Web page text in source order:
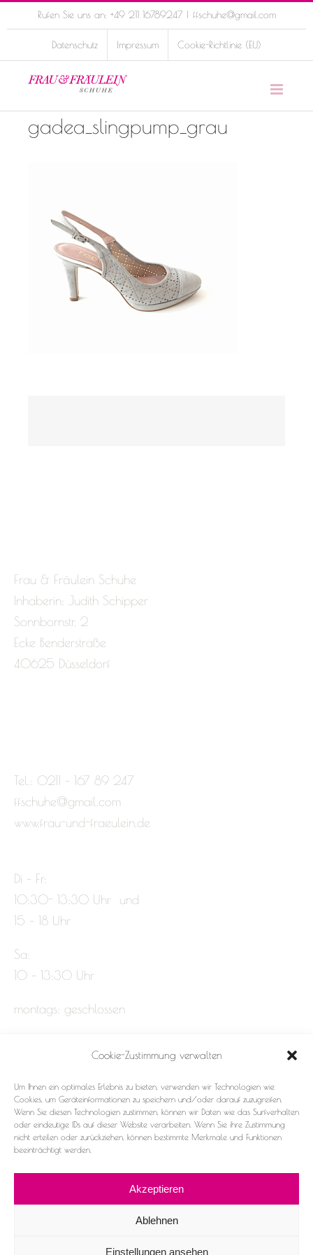
Cookie-Zustimmung verwalten
Um Ihnen ein optimales Erlebnis zu bieten, verwenden wir Technologien wie
Cookies, um Geräteinformationen zu speichern und/oder darauf zuzugreifen.
Wenn Sie diesen Technologien zustimmen, können wir Daten wie das Surfverhalten
oder eindeutige IDs auf dieser Website verarbeiten. Wenn Sie ihre Zustimmung
nicht erteilen oder zurückziehen, können bestimmte Merkmale und Funktionen
beeinträchtigt werden.
Akzeptieren
Ablehnen
Einstellungen ansehen
to
Rufen Sie uns an: +49 211 16789247 | ffschuhe@gmail.com
Datenschutz Impressum Cookie-Richtlinie (EU)
gadea_slingpump_grau
Frau & Fräulein Schuhe
Inhaberin: Judith Schipper
Sonnbornstr. 2
Ecke Benderstraße
40625 Düsseldorf
Tel.: 0211 – 167 89 247
ffschuhe@gmail.com
www.frau-und-fraeulein.de
Di – Fr:
10:30- 13:30 Uhr und
15 – 18 Uhr
Sa:
10 – 13:30 Uhr
montags: geschlossen
Datenschutz
Cookie-Richtlinie (EU)